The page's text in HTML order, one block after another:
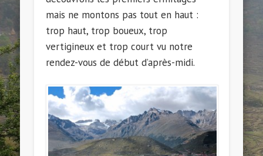
mais ne montons pas tout en haut :
trop haut, trop boueux, trop
vertigineux et trop court vu notre
rendez-vous de début d’après-midi.